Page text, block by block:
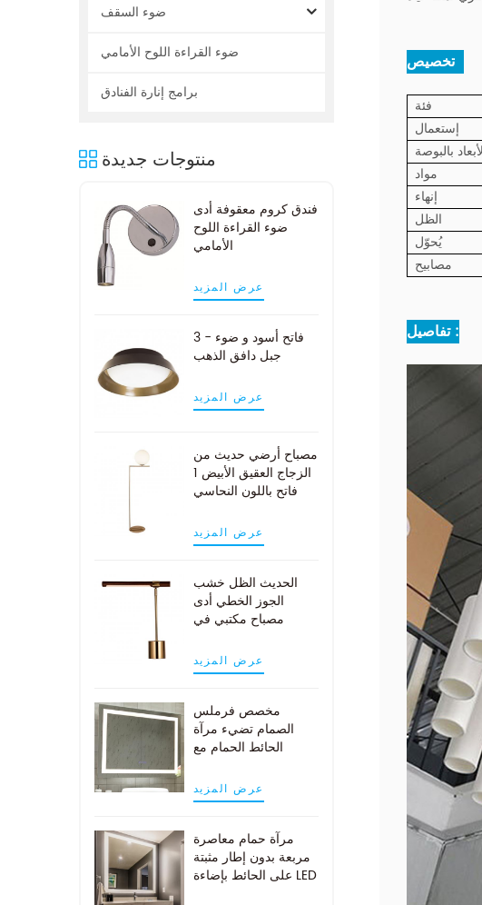
ضوء السقف
ضوء القراءة اللوح الأمامي
برامج إنارة الفنادق
منتوجات جديدة
فندق كروم معقوفة أدى
ضوء القراءة اللوح
الأمامي
عرض المزيد
3 - فاتح أسود و ضوء
جبل دافق الذهب
عرض المزيد
مصباح أرضي حديث من
الزجاج العقيق الأبيض 1
فاتح باللون النحاسي
عرض المزيد
الحديث الظل خشب
الجوز الخطي أدى
مصباح مكتبي في
عرض المزيد
مخصص فرملس
الصمام تضيء مرآة
الحائط الحمام مع
عرض المزيد
مرآة حمام معاصرة
مربعة بدون إطار مثبتة
على الحائط بإضاءة LED
تخصيص :
فئة
إستعمال
بالبوصة
مواد
إنهاء
الظل
يُحوّل
مصابيح
تفاصيل :